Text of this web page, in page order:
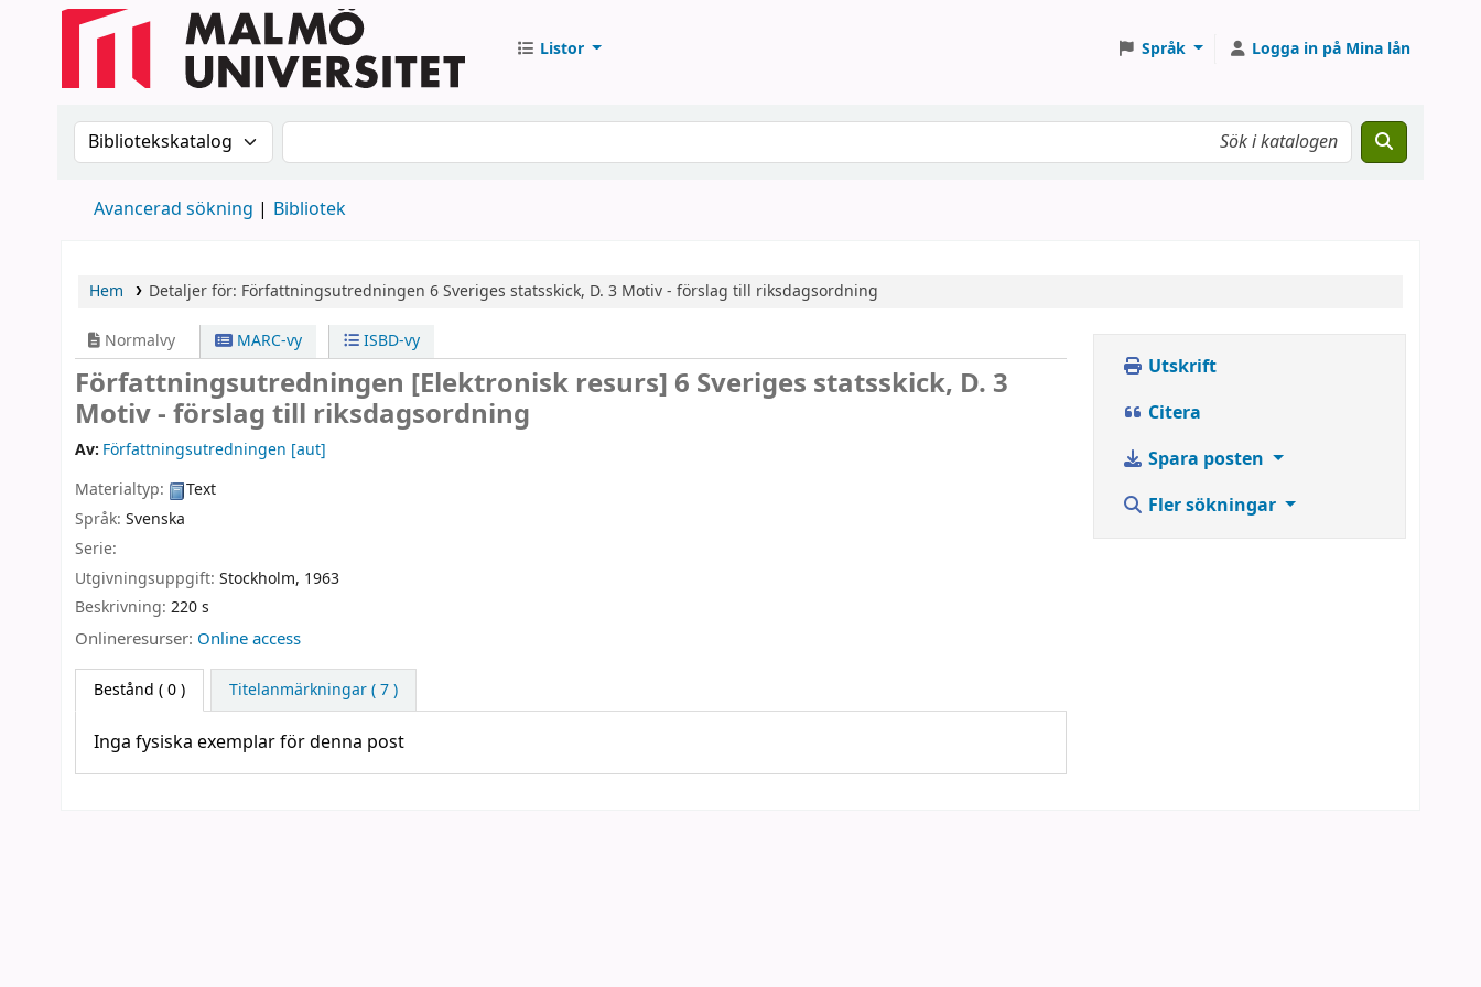
Listor Språk Logga in på Mina lån
Sök i katalogen efter:Sök i katalogen
Avancerad sökning Bibliotek
Hem Detaljer för: Författningsutredningen 6Sveriges statsskick, D. 3 Motiv - förslag till riksdagsordning
Normalvy MARC-vy ISBD-vy
Författningsutredningen [Elektronisk resurs] 6 Sveriges statsskick, D. 3
Motiv - förslag till riksdagsordning
Av: Författningsutredningen [aut]
Materialtyp:
Text
Språk: Svenska
Serie:
Utgivningsuppgift: Stockholm, 1963
Beskrivning: 220 s
Onlineresurser: Online access
Bestånd ( 0 ) Titelanmärkningar ( 7 )
Inga fysiska exemplar för denna post
Utskrift
Citera
Spara posten
Fler sökningar